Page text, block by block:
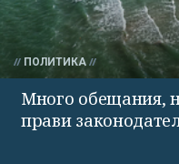
ПОЛИТИКА
Много обещания,
прави